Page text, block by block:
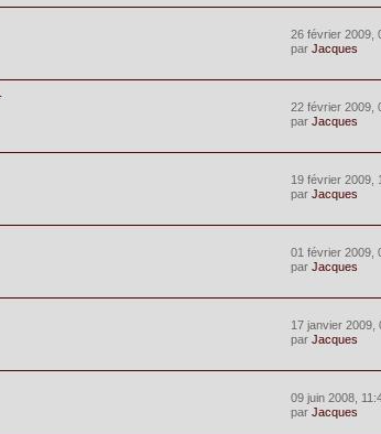
26 février 2009,
parJacques
22 février 2009,
parJacques
19 février 2009,
parJacques
01 février 2009,
parJacques
17 janvier 2009,
parJacques
09 juin 2008,
parJacques